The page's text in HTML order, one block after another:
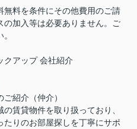
料を条件にその他費用のご請
の加入等は必要ありません。ご
クアップ 会社紹介
ご紹介（仲介）
賃貸物件を取り扱っており、
たりのお部屋探しを丁寧にサポ